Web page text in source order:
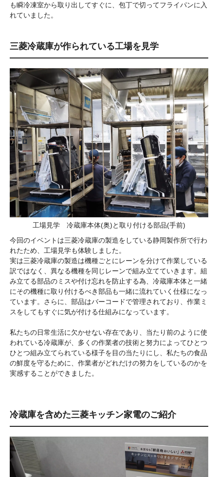
も瞬冷凍室から取り出してすぐに、包丁で切ってフライパンに入
れていました。
三菱冷蔵庫が作られている工場を見学
工場見学 冷蔵庫本体(奥)と取り付ける部品(手前)
今回のイベントは三菱冷蔵庫の製造をしている静岡製作所で行わ
れたため、工場見学も体験しました。
実は三菱冷蔵庫の製造は機種ごとにレーンを分けて作業している
訳ではなく、異なる機種を同じレーンで組み立てていきます。組
み立てる部品のミスや付け忘れを防止する為、冷蔵庫本体と一緒
にその機種に取り付けるべき部品も一緒に流れていく仕様になっ
ています。さらに、部品はバーコードで管理されており、作業ミ
スをしてもすぐに気が付ける仕組みになっています。
私たちの日常生活に欠かせない存在であり、当たり前のように使
われている冷蔵庫が、多くの作業者の技術と努力によってひとつ
ひとつ組み立てられている様子を目の当たりにし、私たちの食品
の鮮度を守るために、作業者がどれだけの努力をしているのかを
実感することができました。
冷蔵庫を含めた三菱キッチン家電のご紹介